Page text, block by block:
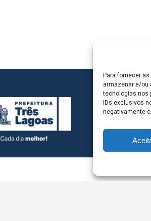
Para fornecer
armazenar e/ou
tecnologias nos
IDs exclusivos
negativamente